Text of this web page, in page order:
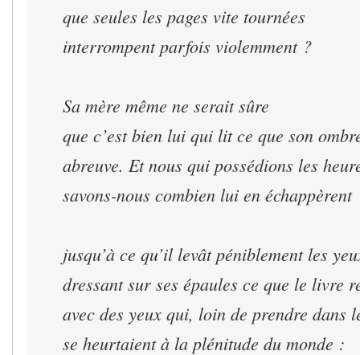
que seules les pages vite tournées
interrompent parfois violemment ?
Sa mère même ne serait sûre
que c’est bien lui qui lit ce que son
abreuve. Et nous qui possédions les
savons-nous combien lui en échappèrent
jusqu’à ce qu’il levât péniblement les
dressant sur ses épaules ce que le livre
avec des yeux qui, loin de prendre dans
se heurtaient à la plénitude du monde :